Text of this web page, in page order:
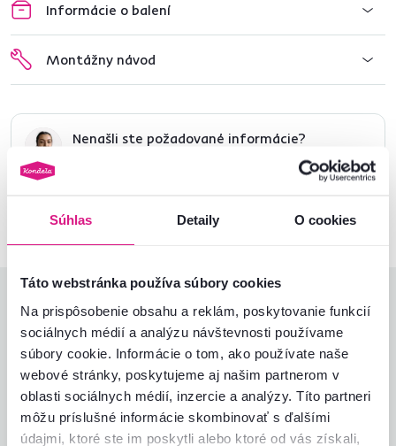
Súhlas Detaily O cookies
Táto webstránka používa súbory cookies
Na prispôsobenie obsahu a reklám, poskytovanie funkcií
sociálnych médií a analýzu návštevnosti používame
súbory cookie. Informácie o tom, ako používate naše
webové stránky, poskytujeme aj našim partnerom v
oblasti sociálnych médií, inzercie a analýzy. Títo partneri
môžu príslušné informácie skombinovať s ďalšími
údajmi, ktoré ste im poskytli alebo ktoré od vás získali,
Informácie o balení
Montážny návod
Nenašli ste požadované informácie?
Hodnotenia produktu
4,6
6recenzií
Jednoduchosť montáže
Kvalita výrobku
Zodpovedá očakávaniam
4,5
Zabalenie výrobku
5,0
Pomer hodnoty a ceny
4,7